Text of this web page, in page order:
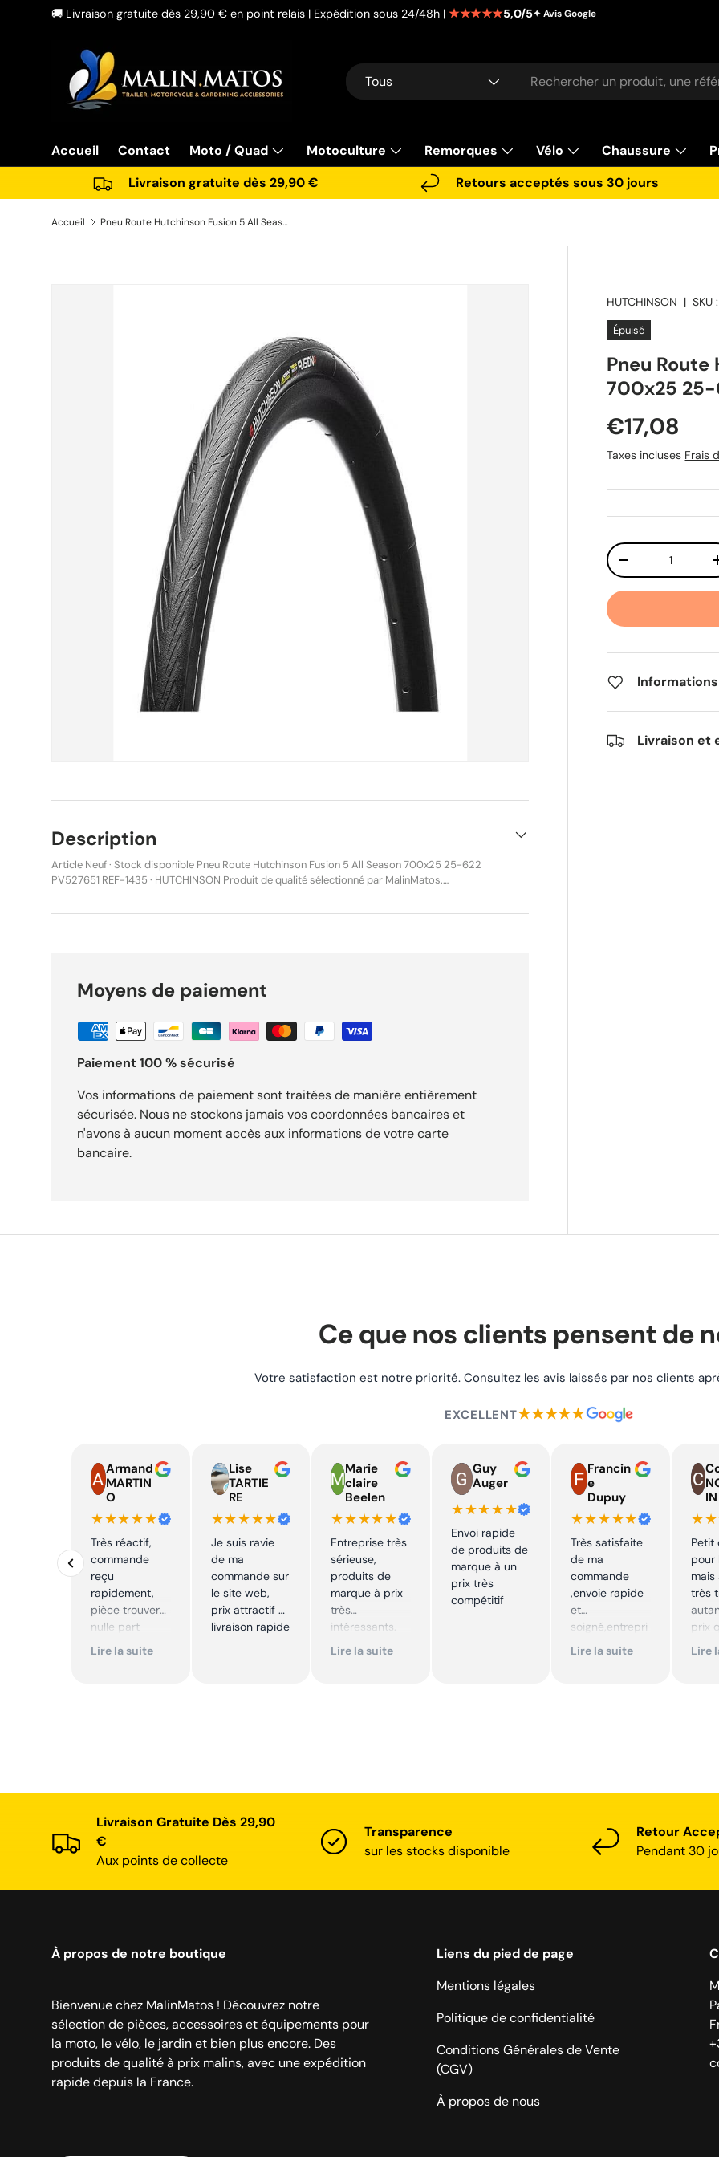
🚚 Livraison gratuite dès 29,90 € en point relais | Expédition sous 24/48h | ★★★★★5,0/5✦ Avis Google
Recherche
Type de produit
Tous
Accueil Contact Moto / Quad Motoculture Remorques Vélo Chaussure
Livraison gratuite dès 29,90 €
Retours acceptés sous 30 jours
Accueil Pneu Route Hutchinson Fusion 5 All Season 700x25 25-622 PV527651
HUTCHINSON |SKU :
Épuisé
Pneu Route
700x25 25-
Prix
€17,08
Taxes incluses Frais
Qté
Diminuer la
Livraison et
Description
Article Neuf · Stock disponible Pneu Route Hutchinson Fusion 5 All Season 700x25 25-622
PV527651 REF-1435 · HUTCHINSON Produit de qualité sélectionné par MalinMatos.
Season 700x25 25-622 PV527651 État : Neuf Produit d’origine (Hutchinson) Le Hutchinson
garantit un excellent grip sur sol sec comme humide, tout en améliorant la protection sous la
bande de roulement. Caractéristiques techniques Marque : Hutchinson Modèle : Fusion 5 All
(montage avec chambre à air) Carcasse : 127 TPI Poids : 210 g Renfort : Aramid Pro Tech
indicative : 6.8 bar (pour 70 kg) Fabrication : France Points forts Pièce : Pneu Route
REF-1435 pour identifier précisément ce composant. Catégorie : sélectionné pour l’univers
HUTCHINSON Référence REF-1435 État Neuf Pourquoi choisir ce produit Qualité garantie
Produit soigneusement sélectionné et contrôlé avant expédition. Vendu neuf dans son
accompagner à chaque étape. Expédition rapide sous 24h Retours acceptés 30 jours
Moyens de paiement
Paiement 100 % sécurisé
Vos informations de paiement sont traitées de manière entièrement
sécurisée. Nous ne stockons jamais vos coordonnées bancaires et
n'avons à aucun moment accès aux informations de votre carte
bancaire.
Ce que nos clients pensent de
Votre satisfaction est notre priorité. Consultez les avis laissés par nos clients
EXCELLENT★★★★★
Armand
MARTIN
O
★★★★★
Très réactif,
commande
reçu
rapidement,
pièce trouver
nulle part
ailleurs et
Lire la suite
Lise
TARTIE
RE
★★★★★
Je suis ravie
de ma
commande sur
le site web,
prix attractif et
livraison rapide
Marie
claire
Beelen
★★★★★
Entreprise très
sérieuse,
produits de
marque à prix
très
intéressants.
Excellent suivi !
Lire la suite
Guy
Auger
★★★★★
Envoi rapide
de produits de
marque à un
prix très
compétitif
Francin
e
Dupuy
★★★★★
Très satisfaite
de ma
commande
,envoie rapide
et
soigné,entrepri
se sérieuse
Lire la suite
IN
Petit
pour
mais
très
prix
Lire
Livraison Gratuite Dès 29,90
€
Aux points de collecte
Transparence
sur les stocks disponible
Retour
Pendant 30
À propos de notre boutique
Bienvenue chez MalinMatos ! Découvrez notre
sélection de pièces, accessoires et équipements pour
la moto, le vélo, le jardin et bien plus encore. Des
produits de qualité à prix malins, avec une expédition
rapide depuis la France.
Liens du pied de page
Mentions légales
Politique de confidentialité
Conditions Générales de Vente
(CGV)
À propos de nous